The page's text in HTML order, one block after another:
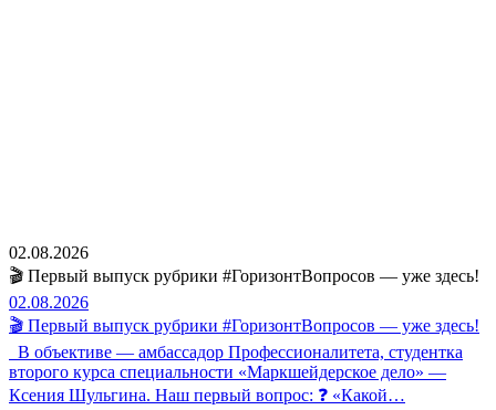
02.08.2026
🎬 Первый выпуск рубрики #ГоризонтВопросов — уже здесь!
02.08.2026
🎬 Первый выпуск рубрики #ГоризонтВопросов — уже здесь!
В объективе — амбассадор Профессионалитета, студентка
второго курса специальности «Маркшейдерское дело» —
Ксения Шульгина. Наш первый вопрос: ❓ «Какой…